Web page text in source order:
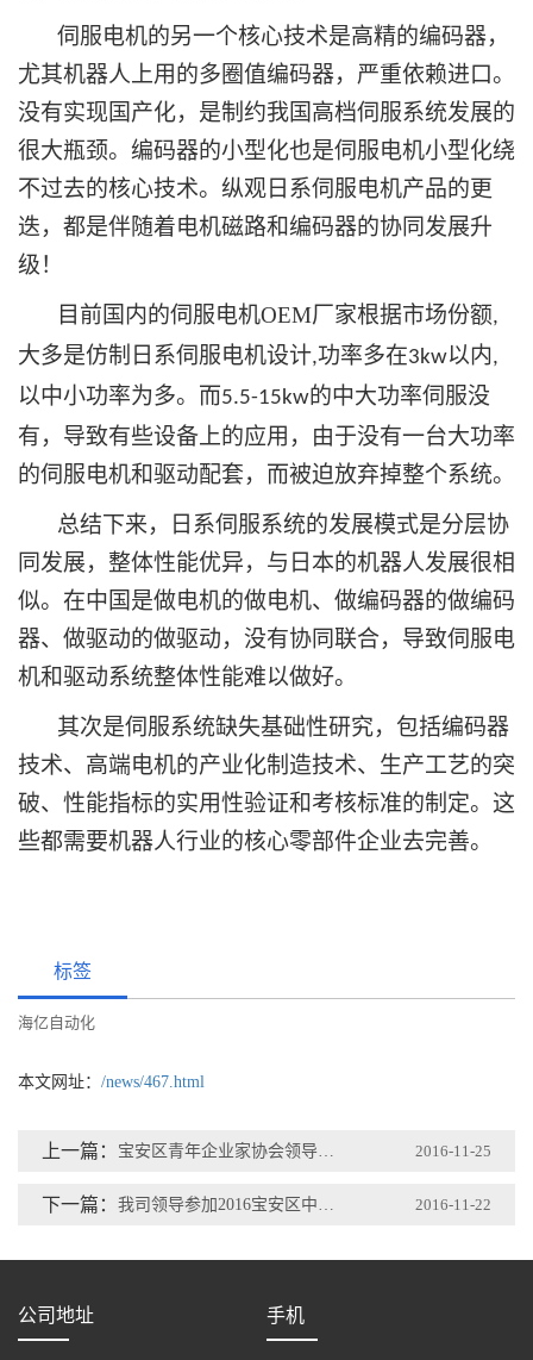
伺服电机的另一个核心技术是高精的编码器，
尤其机器人上用的多圈值编码器，严重依赖进口。
没有实现国产化，是制约我国高档伺服系统发展的
很大瓶颈。编码器的小型化也是伺服电机小型化绕
不过去的核心技术。纵观日系伺服电机产品的更
迭，都是伴随着电机磁路和编码器的协同发展升
级！
目前国内的伺服电机OEM厂家根据市场份额,
大多是仿制日系伺服电机设计,功率多在3kw以内,
以中小功率为多。而5.5-15kw的中大功率伺服没
有，导致有些设备上的应用，由于没有一台大功率
的伺服电机和驱动配套，而被迫放弃掉整个系统。
总结下来，日系伺服系统的发展模式是分层协
同发展，整体性能优异，与日本的机器人发展很相
似。在中国是做电机的做电机、做编码器的做编码
器、做驱动的做驱动，没有协同联合，导致伺服电
机和驱动系统整体性能难以做好。
其次是伺服系统缺失基础性研究，包括编码器
技术、高端电机的产业化制造技术、生产工艺的突
破、性能指标的实用性验证和考核标准的制定。这
些都需要机器人行业的核心零部件企业去完善。
标签
海亿自动化
本文网址： /news/467.html
上一篇： 宝安区青年企业家协会领导莅临我司参观指导 2016-11-25
下一篇： 我司领导参加2016宝安区中德（欧）产业合作总裁班培训 2016-11-22
公司地址 手机